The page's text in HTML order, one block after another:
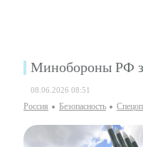
Минобороны РФ
08.06.2026 08:51
Россия Безопаcность